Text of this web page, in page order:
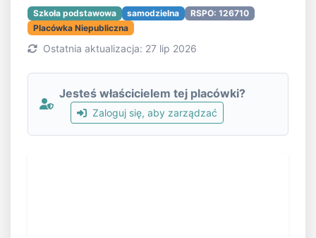
Szkoła podstawowa samodzielna
RSPO: 126710
Placówka Niepubliczna
Ostatnia aktualizacja: 27 lip 2026
Jesteś właścicielem tej placówki?
Zaloguj się, aby zarządzać